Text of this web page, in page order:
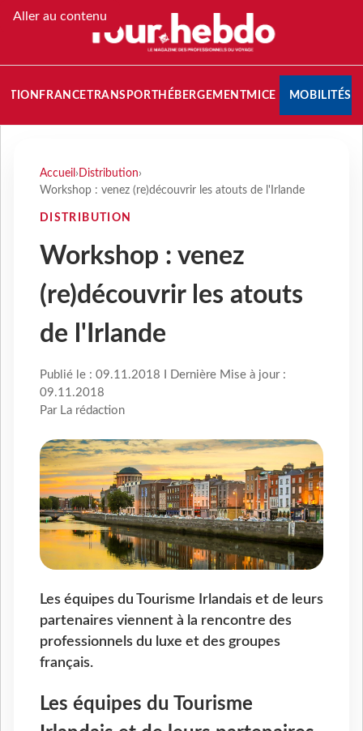
Aller au contenu
FRANCETRANSPORT HÉBERGEMENTMICE MOBILITÉS
Accueil › Distribution›
Workshop : venez (re)découvrir les atouts de l'Irlande
DISTRIBUTION
Workshop : venez
(re)découvrir les atouts
de l'Irlande
Publié le : 09.11.2018 I Dernière Mise à jour :
09.11.2018
Par La rédaction
Les équipes du Tourisme Irlandais et de leurs
partenaires viennent à la rencontre des
professionnels du luxe et des groupes
français.
Les équipes du Tourisme